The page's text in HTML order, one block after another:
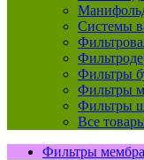
Системы
Фильтры
Фильтры
Фильтры
Все
Фильтры